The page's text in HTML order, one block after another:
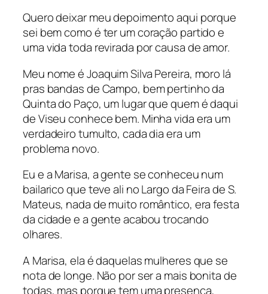
Quero deixar meu depoimento aqui porque
sei bem como é ter um coração partido e
uma vida toda revirada por causa de amor.
Meu nome é Joaquim Silva Pereira, moro lá
pras bandas de Campo, bem pertinho da
Quinta do Paço, um lugar que quem é daqui
de Viseu conhece bem. Minha vida era um
verdadeiro tumulto, cada dia era um
problema novo.
Eu e a Marisa, a gente se conheceu num
bailarico que teve ali no Largo da Feira de S.
Mateus, nada de muito romântico, era festa
da cidade e a gente acabou trocando
olhares.
A Marisa, ela é daquelas mulheres que se
nota de longe. Não por ser a mais bonita de
todas, mas porque tem uma presença,